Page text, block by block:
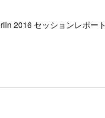
2016 セッションレポー